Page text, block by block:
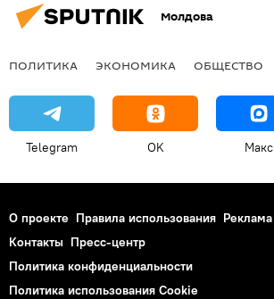
Молдова
ПОЛИТИКА ЭКОНОМИКА ОБЩЕСТВО
Telegram OK Макс
О проекте Правила использования Реклама
Контакты Пресс-центр
Политика конфиденциальности
Политика использования Cookie